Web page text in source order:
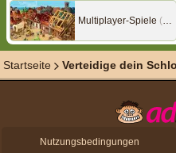
Multiplayer-Spiele (149)
Startseite Verteidige dein
Nutzungsbedingungen